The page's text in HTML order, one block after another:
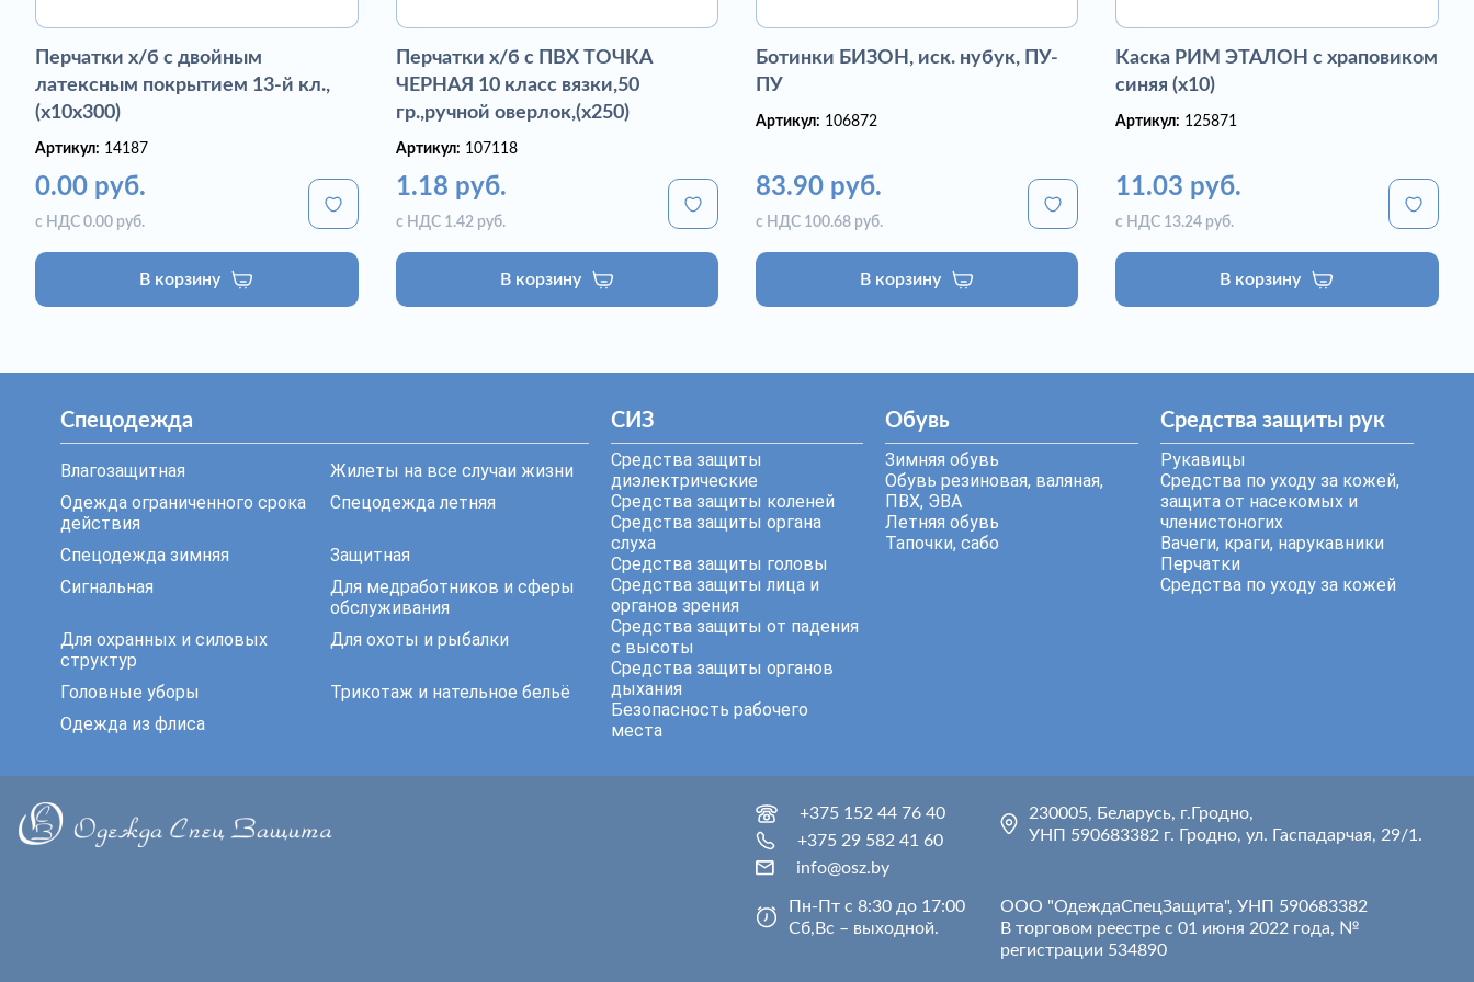
Перчатки х/б с двойным
латексным покрытием 13-й кл.,
(х10х300)
Артикул: 14187
0.00 руб.
с НДС 0.00 руб.
В корзину
Перчатки х/б с ПВХ ТОЧКА
ЧЕРНАЯ 10 класс вязки,50
гр.,ручной оверлок,(х250)
Артикул: 107118
1.18 руб.
с НДС 1.42 руб.
В корзину
Ботинки БИЗОН, иск. нубук, ПУ-
ПУ
Артикул: 106872
83.90 руб.
с НДС 100.68 руб.
В корзину
Каска РИМ ЭТАЛОН с храповиком
синяя (х10)
Артикул: 125871
11.03 руб.
с НДС 13.24 руб.
В корзину
Спецодежда
Влагозащитная
Жилеты на все случаи жизни
Одежда ограниченного срока
действия
Спецодежда летняя
Спецодежда зимняя
Защитная
Сигнальная
Для медработников и сферы
обслуживания
Для охранных и силовых
структур
Для охоты и рыбалки
Головные уборы
Трикотаж и нательное бельё
Одежда из флиса
СИЗ
Средства защиты
диэлектрические
Средства защиты коленей
Средства защиты органа
слуха
Средства защиты головы
Средства защиты лица и
органов зрения
Средства защиты от падения
с высоты
Средства защиты органов
дыхания
Безопасность рабочего
места
Обувь
Зимняя обувь
Обувь резиновая, валяная,
ПВХ, ЭВА
Летняя обувь
Тапочки, сабо
Средства защиты рук
Рукавицы
Средства по уходу за кожей,
защита от насекомых и
членистоногих
Вачеги, краги, нарукавники
Перчатки
Средства по уходу за кожей
+375 152 44 76 40
+375 29 582 41 60
info@osz.by
230005, Беларусь, г.Гродно,
УНП 590683382 г. Гродно, ул. Гаспадарчая, 29/1.
Пн-Пт с 8:30 до 17:00
Сб,Вс – выходной.
ООО "ОдеждаСпецЗащита", УНП 590683382
В торговом реестре с 01 июня 2022 года, №
регистрации 534890